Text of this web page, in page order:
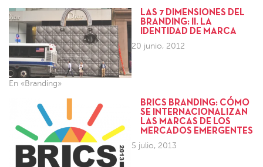
LAS 7 DIMENSIONES DEL
BRANDING: II. LA
IDENTIDAD DE MARCA
20 junio, 2012
En «Branding»
BRICS BRANDING: CÓMO
SE INTERNACIONALIZAN
LAS MARCAS DE LOS
MERCADOS EMERGENTES
5 julio, 2013